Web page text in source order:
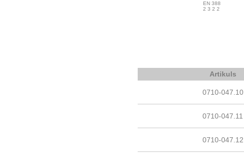
EN 388
2 3 2 2
Artikuls
0710-047.10
0710-047.11
0710-047.12